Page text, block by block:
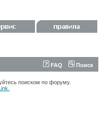
FAQ Поиск
поиском по форуму.